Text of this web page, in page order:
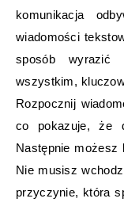
komunikacja
wiadomości
sposób
wszystkim,
Rozpocznij
co pokazuje, że
Następnie możesz
Nie musisz
przyczynie, która